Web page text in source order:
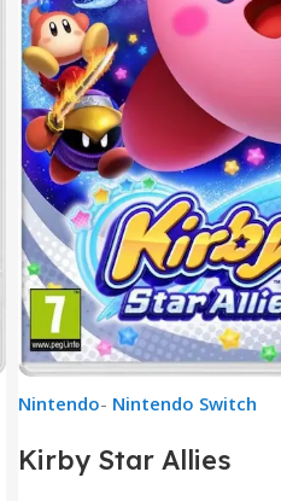
Nintendo- Nintendo Switch
Kirby Star Allies